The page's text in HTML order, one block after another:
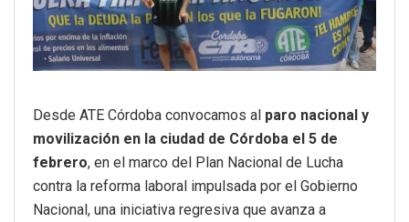
Desde ATE Córdoba convocamos al paro nacional y
movilización en la ciudad de Córdoba el 5 de
febrero, en el marco del Plan Nacional de Lucha
contra la reforma laboral impulsada por el Gobierno
Nacional, una iniciativa regresiva que avanza a